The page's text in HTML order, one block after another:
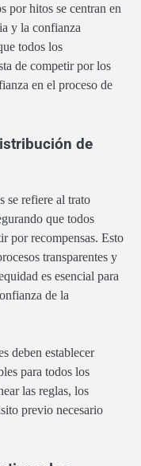
por hitos se centran en
y la confianza
todos los
de competir por los
en el proceso de
de
se refiere al trato
que todos
por recompensas. Esto
transparentes y
es esencial para
de la
deben establecer
para todos los
las reglas, los
previo necesario